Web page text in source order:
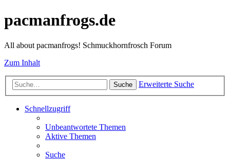
pacmanfrogs.de
All about pacmanfrogs! Schmuckhornfrosch Forum
Zum Inhalt
Suche Erweiterte Suche
Schnellzugriff
Unbeantwortete Themen
Aktive Themen
Suche